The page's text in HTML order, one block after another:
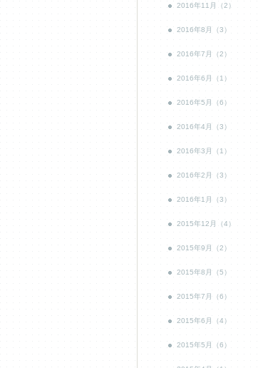
2016年11月（2）
2016年8月（3）
2016年7月（2）
2016年6月（1）
2016年5月（6）
2016年4月（3）
2016年3月（1）
2016年2月（3）
2016年1月（3）
2015年12月（4）
2015年9月（2）
2015年8月（5）
2015年7月（6）
2015年6月（4）
2015年5月（6）